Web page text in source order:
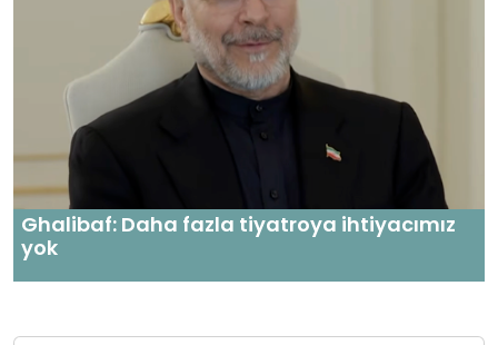
Ghalibaf: Daha fazla tiyatroya ihtiyacımız
yok